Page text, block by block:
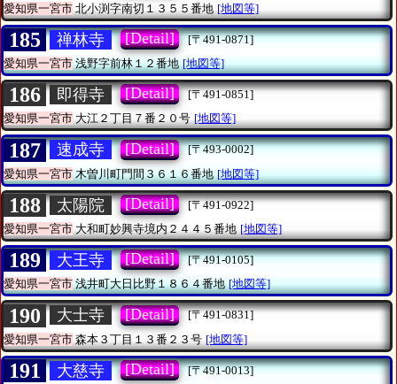
愛知県一宮市 北小渕字南切１３５５番地 [地図等]
185 禅林寺 [Detail]
[〒491-0871]
愛知県一宮市浅野字前林１２番地 [地図等]
186 即得寺 [Detail]
[〒491-0851]
愛知県一宮市大江２丁目７番２０号 [地図等]
187 速成寺 [Detail]
[〒493-0002]
愛知県一宮市木曽川町門間３６１６番地 [地図等]
188 太陽院 [Detail]
[〒491-0922]
愛知県一宮市大和町妙興寺境内２４４５番地 [地図等]
189 大王寺 [Detail]
[〒491-0105]
愛知県一宮市浅井町大日比野１８６４番地 [地図等]
190 大士寺 [Detail]
[〒491-0831]
愛知県一宮市 森本３丁目１３番２３号 [地図等]
191 大慈寺 [Detail]
[〒491-0013]